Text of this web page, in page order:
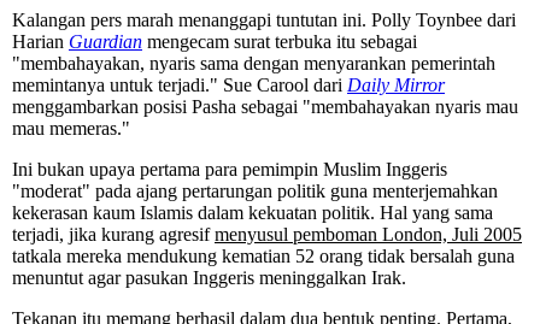
Kalangan pers marah menanggapi tuntutan ini. Polly Toynbee dari
Harian Guardian mengecam surat terbuka itu sebagai
"membahayakan, nyaris sama dengan menyarankan pemerintah
memintanya untuk terjadi." Sue Carool dari Daily Mirror
menggambarkan posisi Pasha sebagai "membahayakan nyaris mau
mau memeras."
Ini bukan upaya pertama para pemimpin Muslim Inggeris
"moderat" pada ajang pertarungan politik guna menterjemahkan
kekerasan kaum Islamis dalam kekuatan politik. Hal yang sama
terjadi, jika kurang agresifmenyusul pemboman London, Juli 2005
tatkala mereka mendukung kematian 52 orang tidak bersalah guna
menuntut agar pasukan Inggeris meninggalkan Irak.
Tekanan itu memang berhasil dalam dua bentuk penting. Pertama,